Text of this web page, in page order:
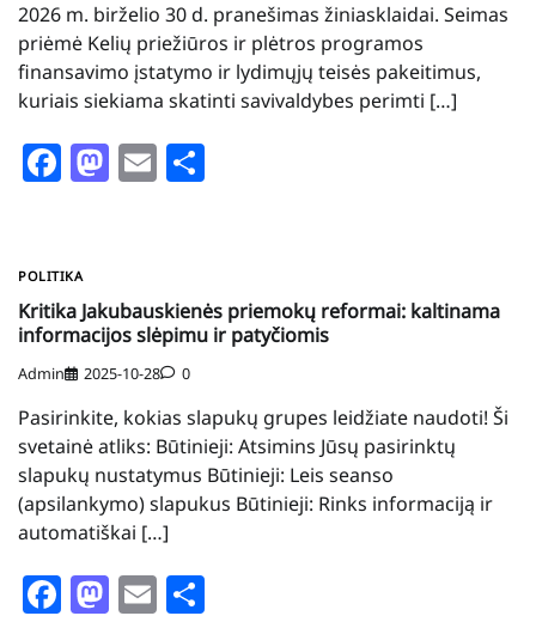
2026 m. birželio 30 d. pranešimas žiniasklaidai. Seimas
priėmė Kelių priežiūros ir plėtros programos
finansavimo įstatymo ir lydimųjų teisės pakeitimus,
kuriais siekiama skatinti savivaldybes perimti […]
Facebook
Mastodon
Email
POLITIKA
Kritika Jakubauskienės priemokų reformai: kaltinama
informacijos slėpimu ir patyčiomis
Admin 2025-10-28 0
Pasirinkite, kokias slapukų grupes leidžiate naudoti! Ši
svetainė atliks: Būtinieji: Atsimins Jūsų pasirinktų
slapukų nustatymus Būtinieji: Leis seanso
(apsilankymo) slapukus Būtinieji: Rinks informaciją ir
automatiškai […]
Facebook
Mastodon
Email